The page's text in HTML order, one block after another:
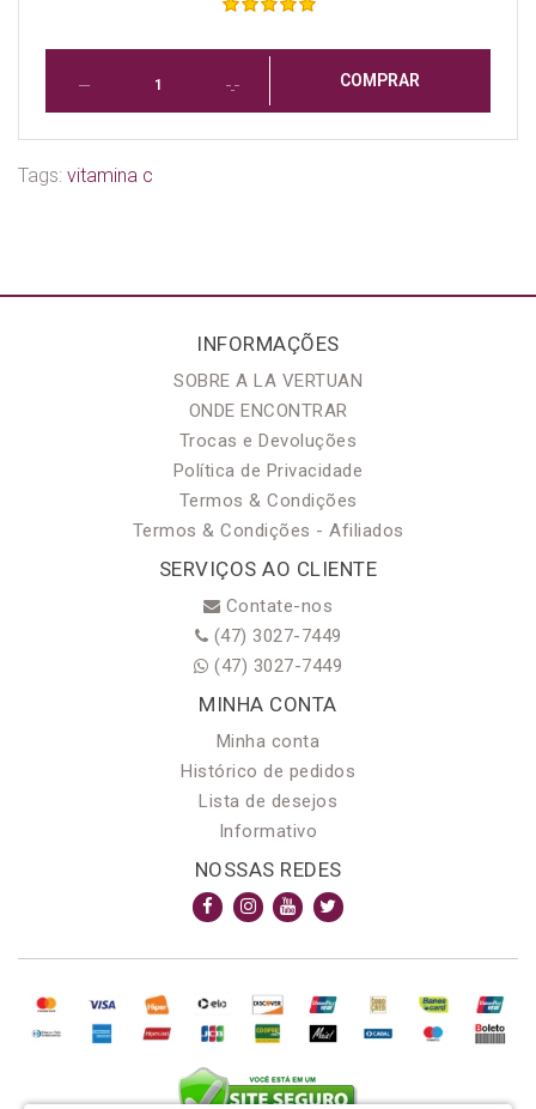
COMPRAR
Tags: vitamina c
INFORMAÇÕES
SOBRE A LA VERTUAN
ONDE ENCONTRAR
Trocas e Devoluções
Política de Privacidade
Termos & Condições
Termos & Condições - Afiliados
SERVIÇOS AO CLIENTE
Contate-nos
(47) 3027-7449
(47) 3027-7449
MINHA CONTA
Minha conta
Histórico de pedidos
Lista de desejos
Informativo
NOSSAS REDES